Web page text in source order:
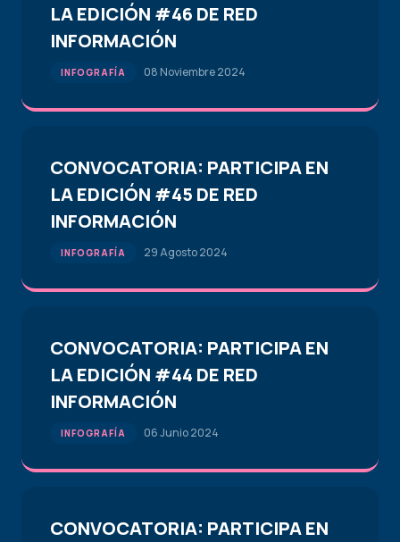
LA EDICIÓN #46 DE RED
INFORMACIÓN
INFOGRAFÍA 08 Noviembre 2024
CONVOCATORIA: PARTICIPA EN
LA EDICIÓN #45 DE RED
INFORMACIÓN
INFOGRAFÍA 29 Agosto 2024
CONVOCATORIA: PARTICIPA EN
LA EDICIÓN #44 DE RED
INFORMACIÓN
INFOGRAFÍA 06 Junio 2024
CONVOCATORIA: PARTICIPA EN